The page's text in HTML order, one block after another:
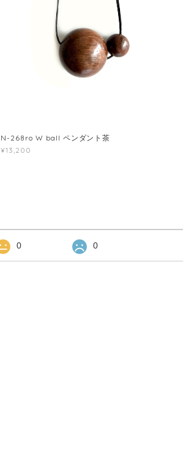
N-268ro W ball ペンダント茶
¥13,200
0 0